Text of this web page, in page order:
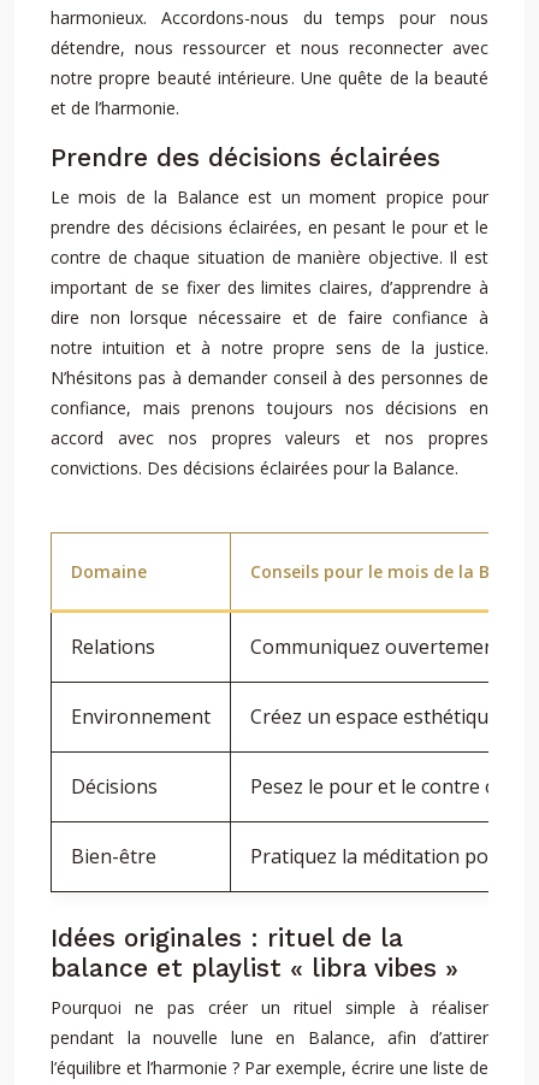
harmonieux. Accordons-nous du temps pour nous
détendre, nous ressourcer et nous reconnecter avec
notre propre beauté intérieure. Une quête de la beauté
et de l’harmonie.
Prendre des décisions éclairées
Le mois de la Balance est un moment propice pour
prendre des décisions éclairées, en pesant le pour et le
contre de chaque situation de manière objective. Il est
important de se fixer des limites claires, d’apprendre à
dire non lorsque nécessaire et de faire confiance à
notre intuition et à notre propre sens de la justice.
N’hésitons pas à demander conseil à des personnes de
confiance, mais prenons toujours nos décisions en
accord avec nos propres valeurs et nos propres
convictions. Des décisions éclairées pour la Balance.
Domaine Conseils pour le mois de la
Relations Communiquez ouvertement et
Environnement Créez un espace esthétique et
Décisions Pesez le pour et le contre
Bien-être Pratiquez la méditation pour
Idées originales : rituel de la
balance et playlist « libra vibes »
Pourquoi ne pas créer un rituel simple à réaliser
pendant la nouvelle lune en Balance, afin d’attirer
l’équilibre et l’harmonie ? Par exemple, écrire une liste de